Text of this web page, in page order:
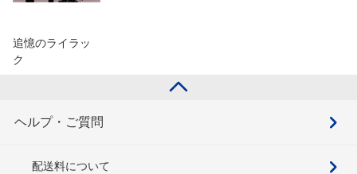
追憶のライラッ
ク
ヘルプ・ご質問
配送料について